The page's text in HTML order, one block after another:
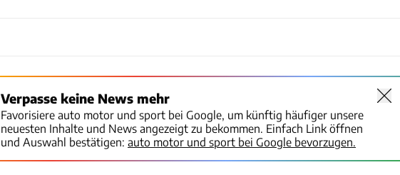
Verpasse keine News mehr
Favorisiere auto motor und sport bei Google, um künftig häufiger unsere
neuesten Inhalte und News angezeigt zu bekommen. Einfach Link öffnen
und Auswahl bestätigen: auto motor und sport bei Google bevorzugen.